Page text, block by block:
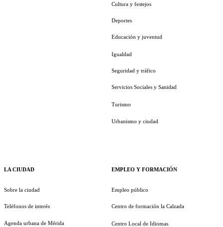
LA CIUDAD
Sobre la ciudad
Teléfonos de interés
Agenda urbana de Mérida
Cultura y festejos
Deportes
Educación y juventud
Igualdad
Seguridad y tráfico
Servicios Sociales y Sanidad
Turismo
Urbanismo y ciudad
EMPLEO Y FORMACIÓN
Empleo público
Centro de formación la Calzada
Centro Local de Idiomas